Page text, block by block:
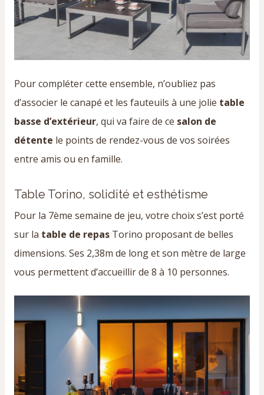
Pour compléter cette ensemble, n’oubliez pas
d’associer le canapé et les fauteuils à une jolie table
basse d’extérieur, qui va faire de ce salon de
détente le points de rendez-vous de vos soirées
entre amis ou en famille.
Table Torino, solidité et esthétisme
Pour la 7ème semaine de jeu, votre choix s’est porté
sur la table de repas Torino proposant de belles
dimensions. Ses 2,38m de long et son mètre de large
vous permettent d’accueillir de 8 à 10 personnes.